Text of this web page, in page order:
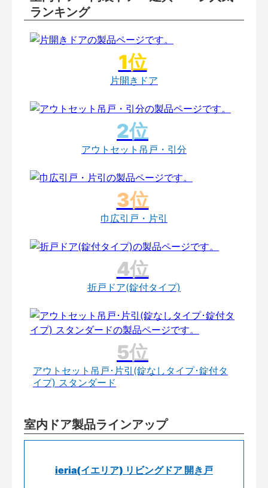
ランキング
片開きドア
アウトセット吊戸・引分
巾広引戸・片引
折戸ドア(錠付タイプ)
アウトセット吊戸･片引(錠なしタイプ･錠付タ
イプ) スタンダード
室内ドア製品ラインアップ
ieria(イエリア) リビングドア 開き戸